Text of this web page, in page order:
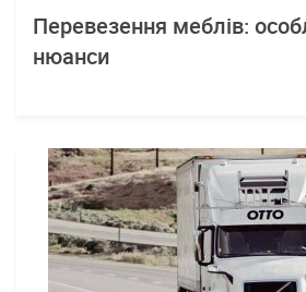
Перевезення меблів:
нюанси